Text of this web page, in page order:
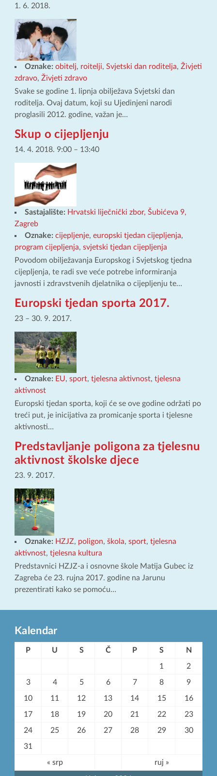
1. 6. 2018.
Oznake: obitelj, roitelji, Svjetski dan roditelja, Živjeti
zdravo, Živjeti zdravo
Svake se godine 1. lipnja obilježava Svjetski dan
roditelja. Ovaj datum, koji su Ujedinjeni narodi
proglasili 2012. godine, važan je…
Skup o cijepljenju
14. 4. 2018. 9:00 – 13:40
Sastajalište: Hrvatski liječnički zbor, Šubićeva 9,
Zagreb
Oznake: cijepljenje, europski tjedan cijepljenja,
program cijepljenja, svjetski tjedan cijepljenja
Povodom obilježavanja Europskog i Svjetskog tjedna
cijepljenja, te radi sve veće potrebe informiranja
javnosti i zdravstvenih djelatnika o cijepljenju te…
Europski tjedan sporta 2017.
23 – 30. 9. 2017.
Oznake: EU, sport, tjelesna aktivnost, tjelesna
aktivnost
Europski tjedan sporta, koji će se ove godine održati po
treći put, je inicijativa za promicanje sporta i tjelesne
aktivnosti…
Predstavljanje poligona za tjelesnu
aktivnost školske djece
23. 9. 2017.
Oznake: HZJZ, poligon, škola, sport, tjelesna
aktivnost, tjelesna kultura
Predstavnici HZJZ-a i osnovne škole Matija Gubec iz
Zagreba će 23. rujna 2017. godine na Jarunu
prezentirati kako se pomoću…
Kalendar
P U S Č P S N
1 2
3 4 5 6 7 8 9
10 11 12 13 14 15 16
17 18 19 20 21 22 23
24 25 26 27 28 29 30
31
« srp ruj »